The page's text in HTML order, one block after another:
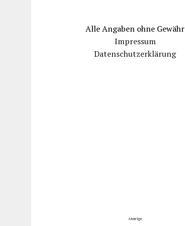
Alle Angaben ohne Gewähr
Impressum
Datenschutzerklärung
Anzeige